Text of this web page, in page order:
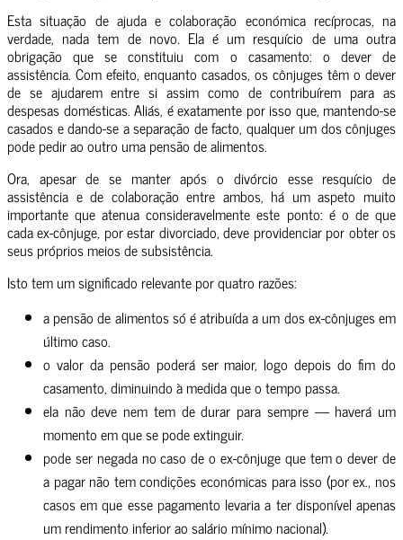
Esta situação de ajuda e colaboração económica recíprocas, na
verdade, nada tem de novo. Ela é um resquício de uma outra
obrigação que se constituiu com o casamento: o dever de
assistência. Com efeito, enquanto casados, os cônjuges têm o dever
de se ajudarem entre si assim como de contribuírem para as
despesas domésticas. Aliás, é exatamente por isso que, mantendo-se
casados e dando-se a separação de facto, qualquer um dos cônjuges
pode pedir ao outro uma pensão de alimentos.
Ora, apesar de se manter após o divórcio esse resquício de
assistência e de colaboração entre ambos, há um aspeto muito
importante que atenua consideravelmente este ponto: é o de que
cada ex-cônjuge, por estar divorciado, deve providenciar por obter os
seus próprios meios de subsistência.
Isto tem um significado relevante por quatro razões:
a pensão de alimentos só é atribuída a um dos ex-cônjuges em
último caso.
o valor da pensão poderá ser maior, logo depois do fim do
casamento, diminuindo à medida que o tempo passa.
ela não deve nem tem de durar para sempre — haverá um
momento em que se pode extinguir.
pode ser negada no caso de o ex-cônjuge que tem o dever de
a pagar não tem condições económicas para isso (por ex., nos
casos em que esse pagamento levaria a ter disponível apenas
um rendimento inferior ao salário mínimo nacional).